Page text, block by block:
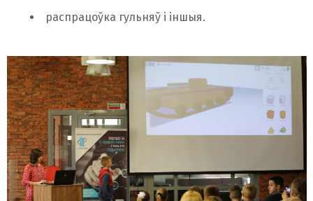
распрацоўка гульняў і іншыя.